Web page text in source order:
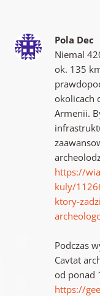
Pola Dec
Niemal
ok. 135
okolicach
Armenii.
https://
kuly/
ktory-
Podczas
Cavtat
od ponad
https://